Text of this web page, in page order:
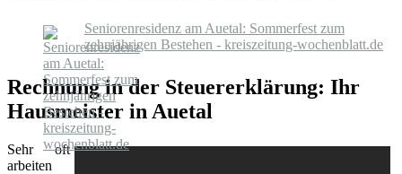
Seniorenresidenz am Auetal: Sommerfest zum
zehnjährigen Bestehen - kreiszeitung-wochenblatt.de
Rechnung in der Steuererklärung: Ihr
Hausmeister in Auetal
Sehr oft
arbeiten